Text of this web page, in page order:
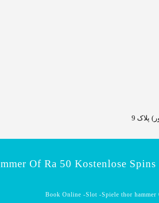
پلاک 9
Of Ra 50 Kostenlose
Book Online -Slot -Spiele thor hammer